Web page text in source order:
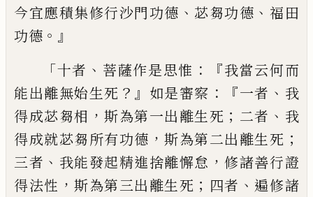
今宜應積集修行沙門功德 、 苾芻功德 、 福田
功德 。』
「十者 、 菩薩作是思惟 ：『我當云何而
能出離無始生死 ？』 如是審察 ：『一者 、 我
得成苾芻相 ，斯為第一出離生死 ； 二者 、 我
得成就苾芻所有功德 ，斯為第二出離生死 ；
三者 、 我能發起精進捨離懈怠 ，修諸善行證
得法性 ，斯為第三出離生死 ； 四者 、 遍修諸